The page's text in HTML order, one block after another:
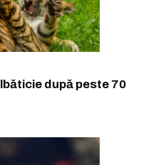
după peste 70